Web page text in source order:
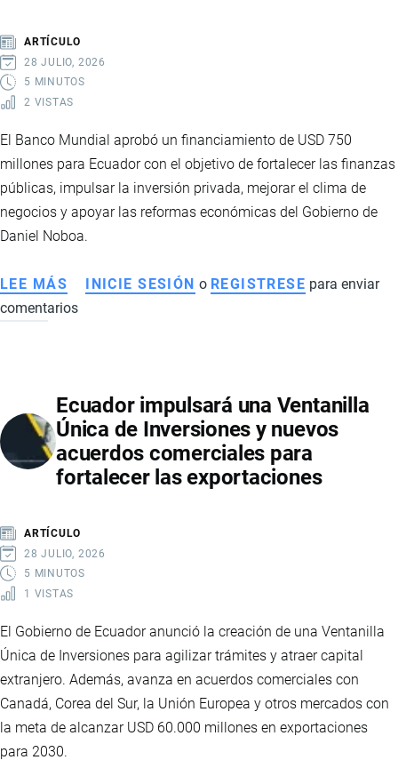
REDUCCIÓN
DE
ARANCELES
TENDRÁ
EN
ARTÍCULO
28 JULIO, 2026
5 MINUTOS
2 VISTAS
El Banco Mundial aprobó un financiamiento de USD 750
millones para Ecuador con el objetivo de fortalecer las finanzas
públicas, impulsar la inversión privada, mejorar el clima de
negocios y apoyar las reformas económicas del Gobierno de
Daniel Noboa.
LEE MÁS SOBRE
BANCO
FINANCIAMIENTO
DE
USD
750
RESPALDAR
LAS
REFORMAS
ECUADOR
INICIE SESIÓN o REGISTRESE para enviar
comentarios
Ecuador impulsará una Ventanilla
Única de Inversiones y nuevos
acuerdos comerciales para
fortalecer las exportaciones
ARTÍCULO
28 JULIO, 2026
5 MINUTOS
1 VISTAS
El Gobierno de Ecuador anunció la creación de una Ventanilla
Única de Inversiones para agilizar trámites y atraer capital
extranjero. Además, avanza en acuerdos comerciales con
Canadá, Corea del Sur, la Unión Europea y otros mercados con
la meta de alcanzar USD 60.000 millones en exportaciones
para 2030.